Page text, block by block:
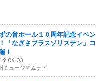
の音ホール１０周年記念イベ
「なぎさブラスゾリステン」
！
ミュージアムナビ